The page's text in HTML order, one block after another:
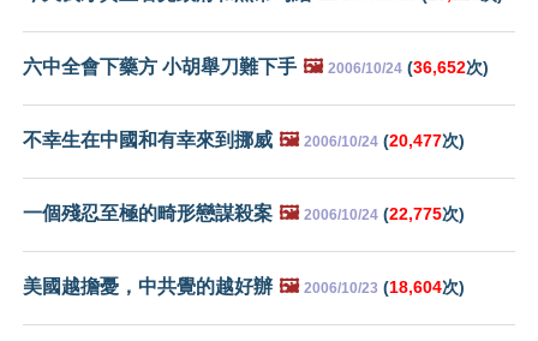
六中全會下藥方 小胡舉刀難下手 🖼️ 2006/10/24 (36,652次)
不幸生在中國和有幸來到挪威 🖼️ 2006/10/24 (20,477次)
一個殘忍至極的畸形戀謀殺案 🖼️ 2006/10/24 (22,775次)
美國越擔憂，中共覺的越好辦 🖼️ 2006/10/23 (18,604次)